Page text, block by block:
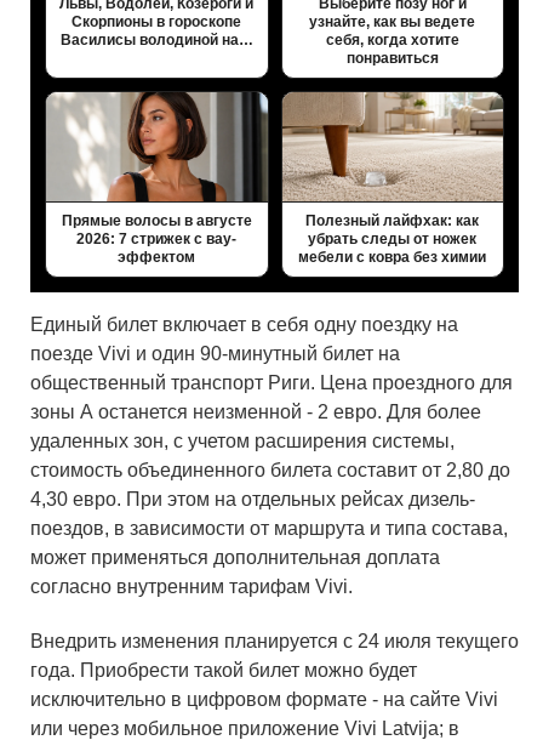
Скорпионы в гороскопе
Василисы володиной на…
узнайте, как вы ведете
себя, когда хотите
понравиться
Прямые волосы в августе
2026: 7 стрижек с вау-
эффектом
Полезный лайфхак: как
убрать следы от ножек
мебели с ковра без химии
Единый билет включает в себя одну поездку на
поезде Vivi и один 90-минутный билет на
общественный транспорт Риги. Цена проездного для
зоны А останется неизменной - 2 евро. Для более
удаленных зон, с учетом расширения системы,
стоимость объединенного билета составит от 2,80 до
4,30 евро. При этом на отдельных рейсах дизель-
поездов, в зависимости от маршрута и типа состава,
может применяться дополнительная доплата
согласно внутренним тарифам Vivi.
Внедрить изменения планируется с 24 июля текущего
года. Приобрести такой билет можно будет
исключительно в цифровом формате - на сайте Vivi
или через мобильное приложение Vivi Latvija; в